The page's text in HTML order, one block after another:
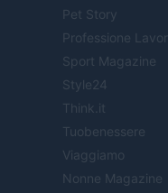
Pet Story
Professione
Sport Magazine
Style24
Think.it
Tuobenessere
Viaggiamo
Nonne Magazine